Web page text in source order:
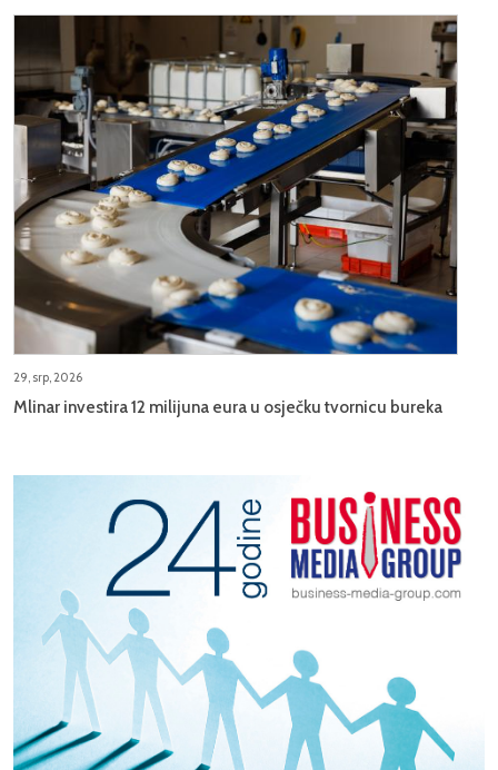
29, srp, 2026
Mlinar investira 12 milijuna eura u osječku tvornicu bureka